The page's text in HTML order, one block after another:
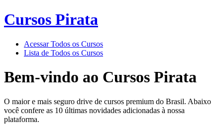
Cursos Pirata
Acessar Todos os Cursos
Lista de Todos os Cursos
Bem-vindo ao Cursos Pirata
O maior e mais seguro drive de cursos premium do Brasil. Abaixo
você confere as 10 últimas novidades adicionadas à nossa
plataforma.